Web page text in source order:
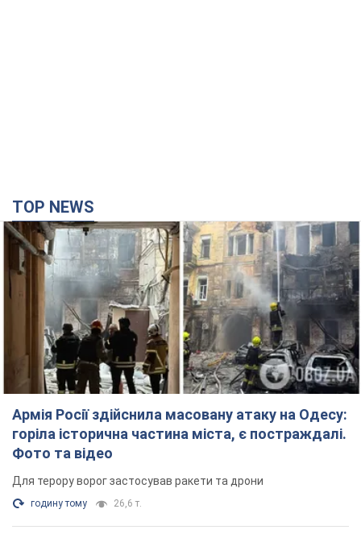
TOP NEWS
Армія Росії здійснила масовану атаку на Одесу:
горіла історична частина міста, є постраждалі.
Фото та відео
Для терору ворог застосував ракети та дрони
годину тому 26,6 т.